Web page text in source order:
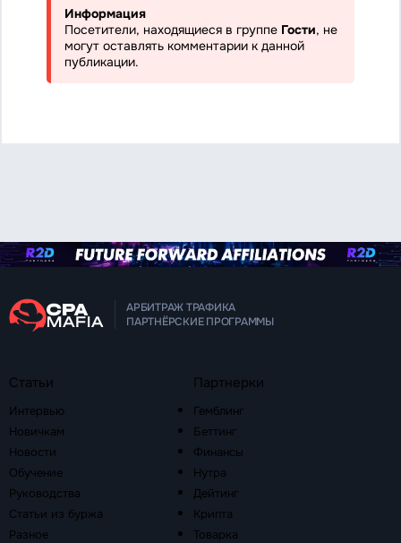
Информация
Посетители, находящиеся в группе Гости, не
могут оставлять комментарии к данной
публикации.
АРБИТРАЖ ТРАФИКА
ПАРТНЁРСКИЕ ПРОГРАММЫ
Статьи
Интервью
Новичкам
Новости
Обучение
Руководства
Статьи из буржа
Разное
Партнерки
Гемблинг
Беттинг
Финансы
Нутра
Дейтинг
Крипта
Товарка